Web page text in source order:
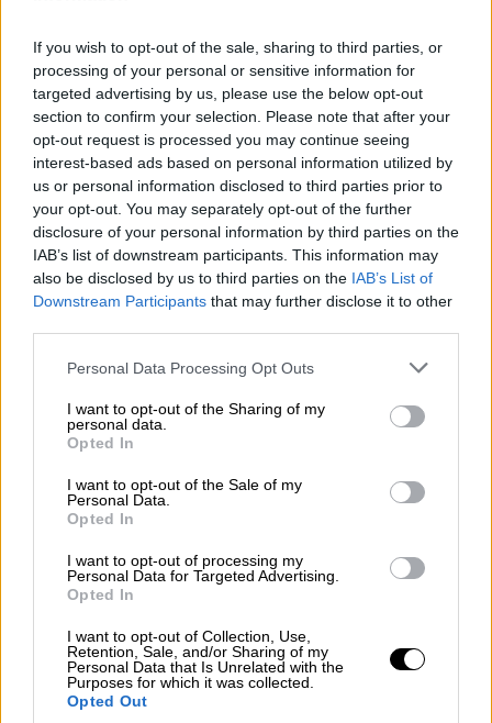
If you wish to opt-out of the sale, sharing to third parties, or
processing of your personal or sensitive information for
targeted advertising by us, please use the below opt-out
section to confirm your selection. Please note that after your
opt-out request is processed you may continue seeing
interest-based ads based on personal information utilized by
us or personal information disclosed to third parties prior to
your opt-out. You may separately opt-out of the further
disclosure of your personal information by third parties on the
IAB’s list of downstream participants. This information may
also be disclosed by us to third parties on the IAB’s List of
Downstream Participants that may further disclose it to other
Personal Data Processing Opt Outs
I want to opt-out of the Sharing of my
personal data.
Opted In
I want to opt-out of the Sale of my
Personal Data.
Opted In
I want to opt-out of processing my
Personal Data for Targeted Advertising.
Opted In
I want to opt-out of Collection, Use,
Retention, Sale, and/or Sharing of my
Personal Data that Is Unrelated with the
Purposes for which it was collected.
Opted Out
El Consejo de Ministros aprueba el
bono joven del alquiler con la ley de
Vivienda paralizada por el CGPJ
Entre las medidas que el Ejecutivo aprobará hoy se
encuentran el bono de alquiler para jóvenes, el Plan
Estatal de Acceso a la Vivienda y la ley de calidad
arquitectónica
PorJuan Almansa
OPINIONES DIVERSAS
¿La ciudadanía de Occidente es
consciente del riesgo de una tercera
guerra mundial?
Por Álvaro Frutos Rosado y Gabinete Geopolítica de
Crisis
Suelta y confía